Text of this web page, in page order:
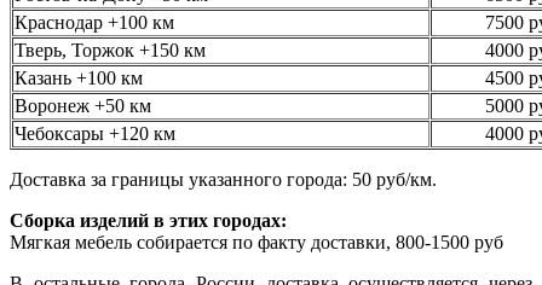
Краснодар +100 км
7500
Тверь, Торжок +150 км
4000
Казань +100 км
4500
Воронеж +50 км
5000
Чебоксары +120 км
4000
Доставка за границы указанного города: 50 руб/км.
Сборка изделий в этих городах:
Мягкая мебель собирается по факту доставки, 800-1500 руб